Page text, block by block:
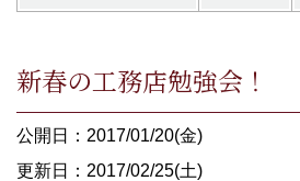
新春の工務店勉強会！
公開日：2017/01/20(金)
更新日：2017/02/25(土)